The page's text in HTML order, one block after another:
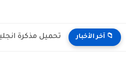
📁 آخر الأخبار